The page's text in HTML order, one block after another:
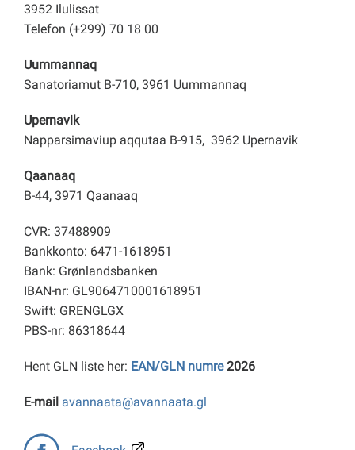
3952 Ilulissat
Telefon (+299) 70 18 00
Uummannaq
Sanatoriamut B-710, 3961 Uummannaq
Upernavik
Napparsimaviup aqqutaa B-915, 3962 Upernavik
Qaanaaq
B-44, 3971 Qaanaaq
CVR: 37488909
Bankkonto: 6471-1618951
Bank: Grønlandsbanken
IBAN-nr: GL9064710001618951
Swift: GRENGLGX
PBS-nr: 86318644
Hent GLN liste her: EAN/GLN numre2026
E-mail avannaata@avannaata.gl